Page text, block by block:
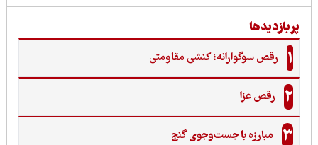
رقص سوگوارانه؛ کنشی مقاومتی
رقص عزا
مبارزه با جست‌وجوی گنج‌